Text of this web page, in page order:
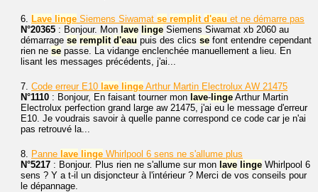
6. Lave linge Siemens Siwamat se remplit d'eau et ne démarre pas
N°20365 : Bonjour. Mon lave linge Siemens Siwamat xb 2060 au
démarrage se remplit d'eau puis des clics se font entendre cependant
rien ne se passe. La vidange enclenchée manuellement a lieu. En
lisant les messages précédents, j'ai...
7. Code erreur E10 lave linge Arthur Martin Electrolux AW 21475
N°1110 : Bonjour, En faisant tourner mon lave- linge Arthur Martin
Electrolux perfection grand large aw 21475, j'ai eu le message d'erreur
E10. Je voudrais savoir à quelle panne correspond ce code car je n'ai
pas retrouvé la...
8. Panne lave linge Whirlpool 6 sens ne s'allume plus
N°5217 : Bonjour. Plus rien ne s'allume sur mon lave linge Whirlpool 6
sens ? Y a t-il un disjoncteur à l'intérieur ? Merci de vos conseils pour
le dépannage.